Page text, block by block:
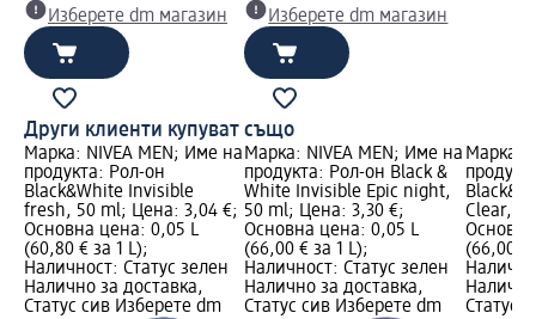
Изберете dm магазин
Изберете dm магазин
Други клиенти купуват също
Марка: NIVEA MEN; Име на
продукта: Рол-он
Black&White Invisible
fresh, 50 ml; Цена: 3,04 €;
Основна цена: 0,05 L
(60,80 € за 1 L);
Наличност: Статус зелен
Налично за доставка,
Статус сив Изберете dm
Марка: NIVEA MEN; Име на
продукта: Рол-он Black &
White Invisible Epic night,
50 ml; Цена: 3,30 €;
Основна цена: 0,05 L
(66,00 € за 1 L);
Наличност: Статус зелен
Налично за доставка,
Статус сив Изберете dm
Марка:
Clear,
(66,00 €
Статус